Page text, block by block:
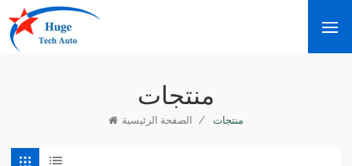
منتجات
الصفحة الرئيسية / منتجات